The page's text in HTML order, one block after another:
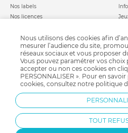
Nos labels
Nos licences
Nous utilisons des cookies afin
mesurer l’audience du site,
réseaux sociaux et vous proposer
Vous pouvez paramétrer vos
accepter ou non ces cookies en
PERSONNALISER ». Pour en
cookies, consultez notre politique
TOUT